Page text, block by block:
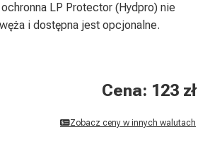
ochronna LP Protector (Hydpro) nie
i dostępna jest opcjonalne.
Cena: 123 zł
Zobacz ceny w innych walutach